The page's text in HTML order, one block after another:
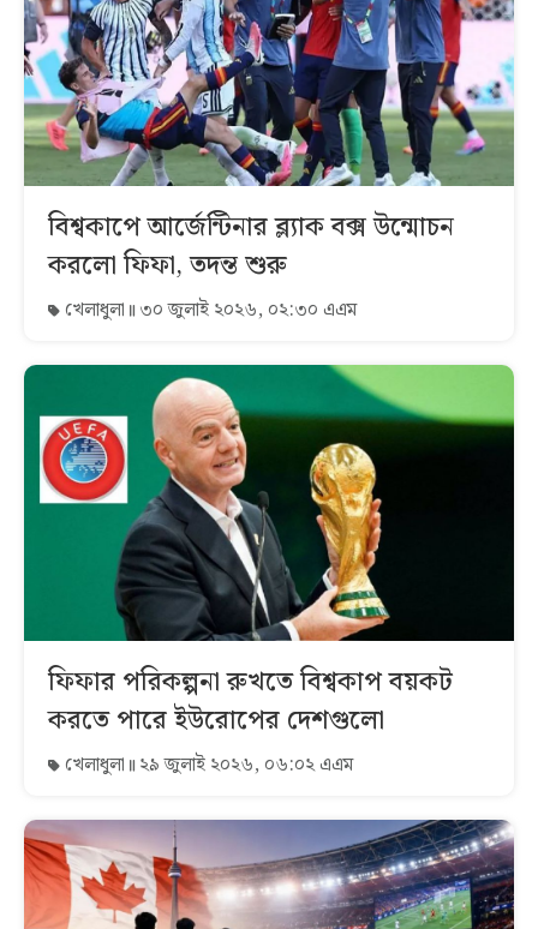
বিশ্বকাপে আর্জেন্টিনার ব্ল্যাক বক্স উন্মোচন
করলো ফিফা, তদন্ত শুরু
খেলাধুলা ৩০ জুলাই ২০২৬, ০২:৩০ এএম
ফিফার পরিকল্পনা রুখতে বিশ্বকাপ বয়কট
করতে পারে ইউরোপের দেশগুলো
খেলাধুলা ২৯ জুলাই ২০২৬, ০৬:০২ এএম